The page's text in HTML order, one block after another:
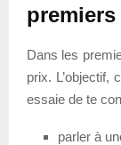
Dans les
prix. L’objectif,
essaie de te
parler à